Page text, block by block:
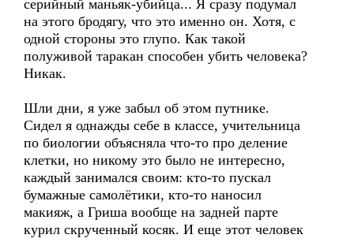
серийный маньяк-убийца... Я сразу подумал
на этого бродягу, что это именно он. Хотя, с
одной стороны это глупо. Как такой
полуживой таракан способен убить человека?
Никак.
Шли дни, я уже забыл об этом путнике.
Сидел я однажды себе в классе, учительница
по биологии объясняла что-то про деление
клетки, но никому это было не интересно,
каждый занимался своим: кто-то пускал
бумажные самолётики, кто-то наносил
макияж, а Гриша вообще на задней парте
курил скрученный косяк. И еще этот человек